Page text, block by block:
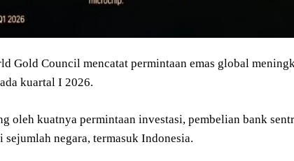
Gold Council mencatat permintaan emas global
kuartal I 2026.
oleh kuatnya permintaan investasi, pembelian bank
sejumlah negara, termasuk Indonesia.